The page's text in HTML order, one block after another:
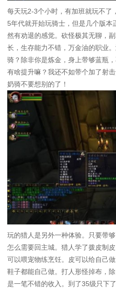
每天玩2-3个小时，有加班就玩不了
5年代就开始玩骑士，但是几个版本
然有劝退的感觉。砍怪极其无聊，
长，生存能力不错，万金油的职业
骑？除非你是炼金，身上带够蓝瓶
有啥提升嘛？我还不如带个加了射
奶骑不要想别的了！
玩的猎人是另外一种体验。只要带
怎么需要回主城。猎人学了拨皮制
可以喂宠物练烹饪。皮可以给自己
鞋子都能自己做。打人形怪掉布，
是一笔不错的收入。到了35级只下